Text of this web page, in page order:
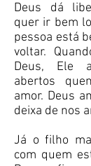
Deus dá
quer ir bem
pessoa está
voltar.
Deus, Ele
abertos
amor. Deus
deixa de nos
Já o filho
com quem